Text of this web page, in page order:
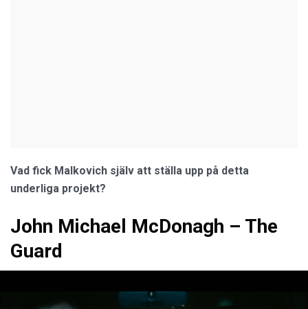
Vad fick Malkovich själv att ställa upp på detta
underliga projekt?
John Michael McDonagh – The
Guard